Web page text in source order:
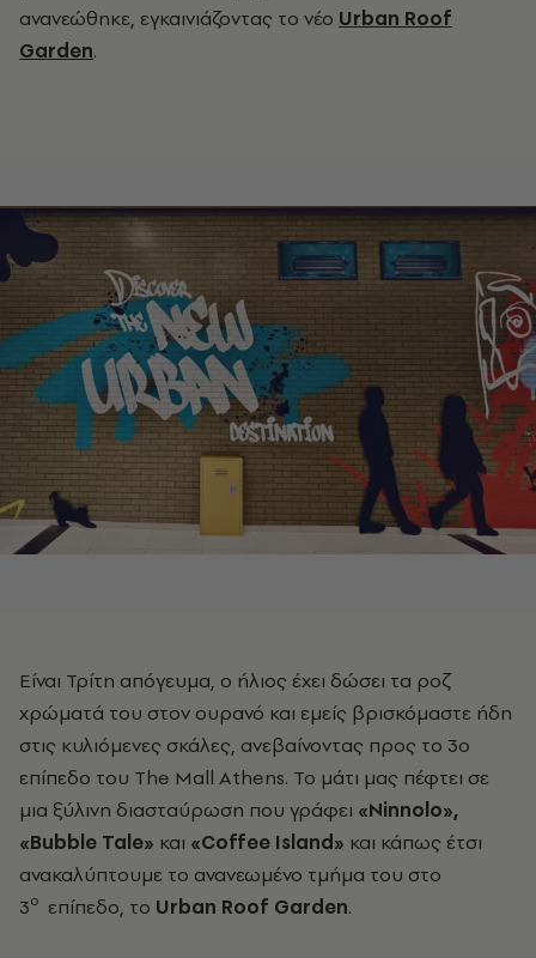
ανανεώθηκε, εγκαινιάζοντας το νέο Urban Roof
Garden.
Είναι Τρίτη απόγευμα, ο ήλιος έχει δώσει τα ροζ
χρώματά του στον ουρανό και εμείς βρισκόμαστε ήδη
στις κυλιόμενες σκάλες, ανεβαίνοντας προς το 3ο
επίπεδο του The Mall Athens. Το μάτι μας πέφτει σε
μια ξύλινη διασταύρωση που γράφει «Ninnolo»,
«Bubble Tale» και «Coffee Island» και κάπως έτσι
ανακαλύπτουμε το ανανεωμένο τμήμα του στο
3ο επίπεδο, το Urban Roof Garden.